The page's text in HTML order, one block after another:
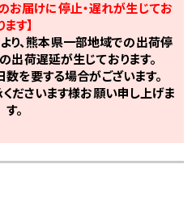
お届けに停止・遅れが生じてお
ます】
、熊本県一部地域での出荷停
出荷遅延が生じております。
を要する場合がございます。
ださいます様お願い申し上げま
す。